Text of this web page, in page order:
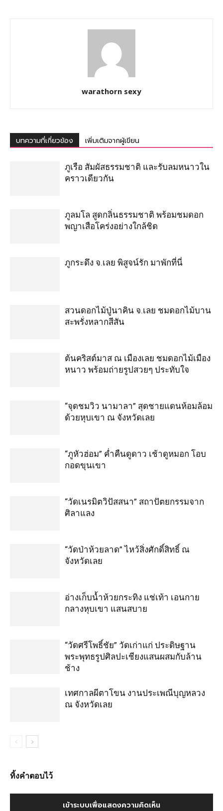
warathorn sexy
บทความที่เกี่ยวข้อง เพิ่มเติมจากผู้เขียน
ภูเรือ สัมผัสธรรมชาติ และรับลมหนาวใน
คราวเดียวกัน
ภูลมโล สูดกลิ่นธรรมชาติ พร้อมชมดอก
พญาเสือโคร่งอย่างใกล้ชิด
ภูกระดึง จ.เลย พิสูจน์รัก มาพักที่นี่
สวนดอกไม้ปู่นาคิน จ.เลย ชมดอกไม้บาน
สะพรั่งหลากสีสัน
ต้นคริสต์มาส ณ เมืองเลย ชมดอกไม้เมือง
หนาว พร้อมถ่ายรูปสวยๆ ประทับใจ
“จุดชมวิว นามาลา” สุดชายแดนห้อมล้อม
ด้วยหุบเขา ณ จังหวัดเลย
“ภูหัวฮ่อม” ค่ำคืนดูดาว เช้าดูหมอก โอบ
กอดขุนเขา
“วัดเนรมิตวิปัสสนา” สถาปัตยกรรมจาก
ศิลาแลง
“วัดป่าห้วยลาด” ไหว้สิ่งศักดิ์สิทธิ์ ณ
จังหวัดเลย
อ่างเก็บน้ำห้วยกระทิง แช่เท้า เอนกาย
กลางหุบเขา แสนสบาย
“วัดศรีโพธิ์ชัย” วัดเก่าแก่ ประดิษฐาน
พระพุทธรูปศิลปะเชียงแสนผสมกับล้าน
ช้าง
เทศกาลผีตาโขน งานประเพณีบุญหลวง
ณ จังหวัดเลย
ทิ้งคำตอบไว้
เข้าระบบเพื่อแสดงความคิดเห็น